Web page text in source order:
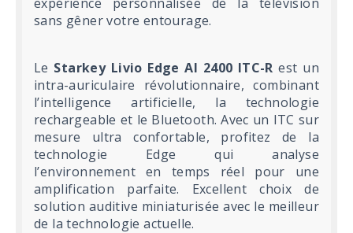
sans gêner votre entourage.
Le Starkey Livio Edge AI 2400 ITC-R est un
intra-auriculaire révolutionnaire, combinant
l’intelligence artificielle, la technologie
rechargeable et le Bluetooth. Avec un ITC sur
mesure ultra confortable, profitez de la
technologie Edge qui analyse
l’environnement en temps réel pour une
amplification parfaite. Excellent choix de
solution auditive miniaturisée avec le meilleur
de la technologie actuelle.